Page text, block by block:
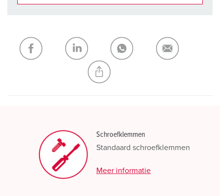
Mijn lijst TOEVOEGEN
NIEUW LIJST MAKEN
Schroefklemmen
Standaard schroefklemmen
Meer informatie